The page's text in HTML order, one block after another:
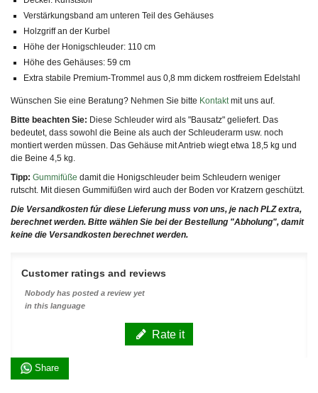
Verstärkungsband am unteren Teil des Gehäuses
Holzgriff an der Kurbel
Höhe der Honigschleuder: 110 cm
Höhe des Gehäuses: 59 cm
Extra stabile Premium-Trommel aus 0,8 mm dickem rostfreiem Edelstahl
Wünschen Sie eine Beratung? Nehmen Sie bitte Kontakt mit uns auf.
Bitte beachten Sie: Diese Schleuder wird als "Bausatz" geliefert. Das
bedeutet, dass sowohl die Beine als auch der Schleuderarm usw. noch
montiert werden müssen. Das Gehäuse mit Antrieb wiegt etwa 18,5 kg und
die Beine 4,5 kg.
Tipp: Gummifüße damit die Honigschleuder beim Schleudern weniger
rutscht. Mit diesen Gummifüßen wird auch der Boden vor Kratzern geschützt.
Die Versandkosten fúr diese Lieferung muss von uns, je nach PLZ extra,
berechnet werden. Bitte wählen Sie bei der Bestellung "Abholung", damit
keine die Versandkosten berechnet werden.
Customer ratings and reviews
Nobody has posted a review yet
in this language
Rate it
Share